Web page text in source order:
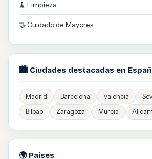
🧹 Limpieza
🤝 Cuidado de Mayores
🏙️ Ciudades destacadas en
Madrid Barcelona Valencia
Bilbao
Zaragoza Murcia
🌍 Países